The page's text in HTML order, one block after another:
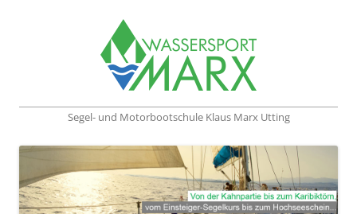
Segel- und Motorbootschule Klaus Marx Utting